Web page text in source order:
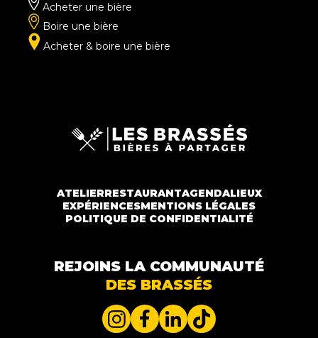
Acheter une bière
Boire une bière
Acheter & boire une bière
ATELIERRESTAURANTAGENDALIEUX
EXPÉRIENCESMENTIONS LÉGALES
POLITIQUE DE CONFIDENTIALITÉ
REJOINS LA COMMUNAUTÉ
DES BRASSÉS